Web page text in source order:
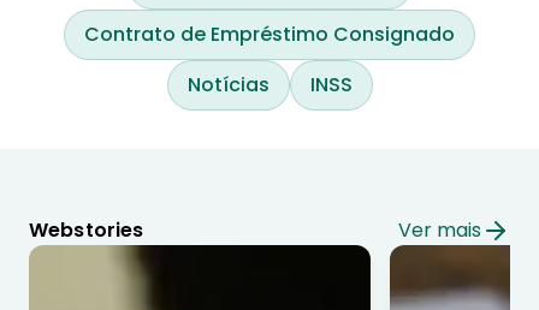
Contrato de Empréstimo Consignado
Notícias
INSS
Webstories Ver mais